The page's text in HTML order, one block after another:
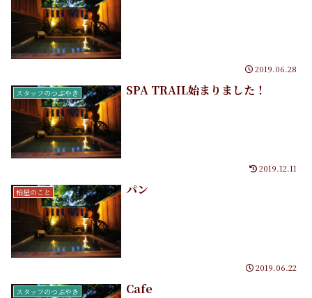
2019.06.28
スタッフのつぶやき SPA TRAIL始まりました！
2019.12.11
柏屋のこと パン
2019.06.22
スタッフのつぶやき Cafe